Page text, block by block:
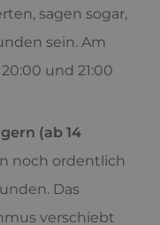
sagen sogar,
sein. Am
und 21:00
(ab 14
noch ordentlich
Das
verschiebt